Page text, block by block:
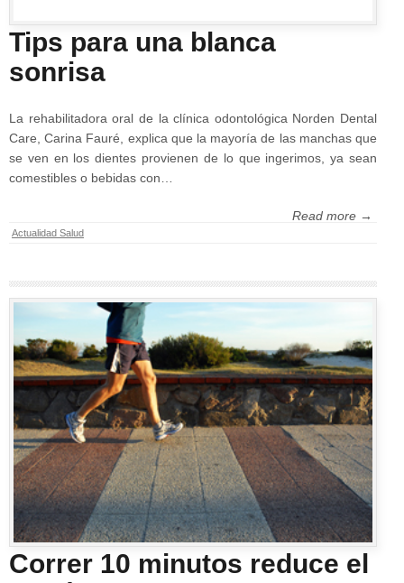
Tips para una blanca
sonrisa
La rehabilitadora oral de la clínica odontológica Norden Dental
Care, Carina Fauré, explica que la mayoría de las manchas que
se ven en los dientes provienen de lo que ingerimos, ya sean
comestibles o bebidas con…
Read more →
Actualidad Salud
Correr 10 minutos reduce el